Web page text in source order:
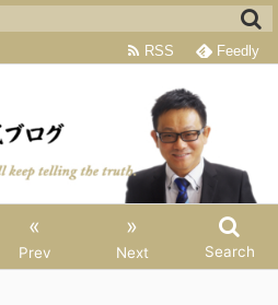
«
Prev
»
Next Search
RSS Feedly